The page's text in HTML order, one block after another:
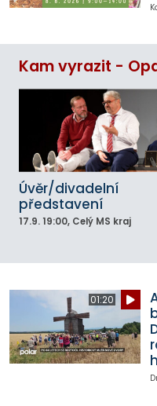
Kam vyrazit -
Úvěr/divadelní
představení
17.9. 19:00, Celý MS kraj
01:20